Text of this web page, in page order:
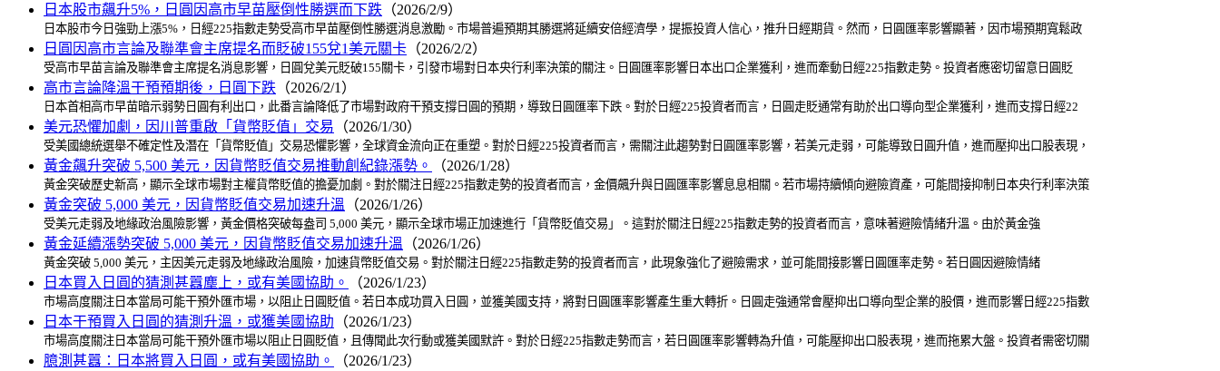
日本股市飆升5%，日圓因高市早苗壓倒性勝選而下跌 （2026/2/9）
日本股市今日強勁上漲5%，日經225指數走勢受高市早苗壓倒性勝選消息激勵。市場普遍預期其勝選將延續安倍經濟學，提振投資人信心，推升日經期貨。然而，日圓匯率影響顯著，因市場預期寬鬆政
日圓因高市言論及聯準會主席提名而貶破155兌1美元關卡 （2026/2/2）
受高市早苗言論及聯準會主席提名消息影響，日圓兌美元貶破155關卡，引發市場對日本央行利率決策的關注。日圓匯率影響日本出口企業獲利，進而牽動日經225指數走勢。投資者應密切留意日圓貶
高市言論降溫干預預期後，日圓下跌 （2026/2/1）
日本首相高市早苗暗示弱勢日圓有利出口，此番言論降低了市場對政府干預支撐日圓的預期，導致日圓匯率下跌。對於日經225投資者而言，日圓走貶通常有助於出口導向型企業獲利，進而支撐日經22
美元恐懼加劇，因川普重啟「貨幣貶值」交易 （2026/1/30）
受美國總統選舉不確定性及潛在「貨幣貶值」交易恐懼影響，全球資金流向正在重塑。對於日經225投資者而言，需關注此趨勢對日圓匯率影響，若美元走弱，可能導致日圓升值，進而壓抑出口股表現，
黃金飆升突破 5,500 美元，因貨幣貶值交易推動創紀錄漲勢。 （2026/1/28）
黃金突破歷史新高，顯示全球市場對主權貨幣貶值的擔憂加劇。對於關注日經225指數走勢的投資者而言，金價飆升與日圓匯率影響息息相關。若市場持續傾向避險資產，可能間接抑制日本央行利率決策
黃金突破 5,000 美元，因貨幣貶值交易加速升溫 （2026/1/26）
受美元走弱及地緣政治風險影響，黃金價格突破每盎司 5,000 美元，顯示全球市場正加速進行「貨幣貶值交易」。這對於關注日經225指數走勢的投資者而言，意味著避險情緒升溫。由於黃金強
黃金延續漲勢突破 5,000 美元，因貨幣貶值交易加速升溫 （2026/1/26）
黃金突破 5,000 美元，主因美元走弱及地緣政治風險，加速貨幣貶值交易。對於關注日經225指數走勢的投資者而言，此現象強化了避險需求，並可能間接影響日圓匯率走勢。若日圓因避險情緒
日本買入日圓的猜測甚囂塵上，或有美國協助。 （2026/1/23）
市場高度關注日本當局可能干預外匯市場，以阻止日圓貶值。若日本成功買入日圓，並獲美國支持，將對日圓匯率影響產生重大轉折。日圓走強通常會壓抑出口導向型企業的股價，進而影響日經225指數
日本干預買入日圓的猜測升溫，或獲美國協助 （2026/1/23）
市場高度關注日本當局可能干預外匯市場以阻止日圓貶值，且傳聞此次行動或獲美國默許。對於日經225指數走勢而言，若日圓匯率影響轉為升值，可能壓抑出口股表現，進而拖累大盤。投資者需密切關
臆測甚囂：日本將買入日圓，或有美國協助。 （2026/1/23）